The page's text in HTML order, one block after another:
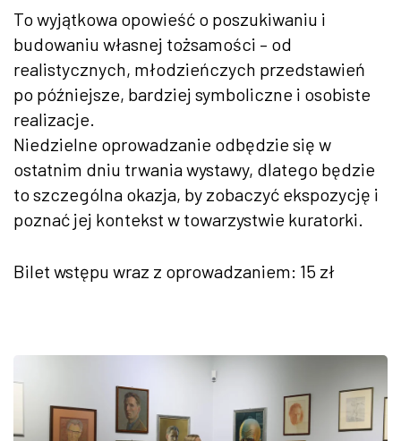
To wyjątkowa opowieść o poszukiwaniu i
budowaniu własnej tożsamości – od
realistycznych, młodzieńczych przedstawień
po późniejsze, bardziej symboliczne i osobiste
realizacje.
Niedzielne oprowadzanie odbędzie się w
ostatnim dniu trwania wystawy, dlatego będzie
to szczególna okazja, by zobaczyć ekspozycję i
poznać jej kontekst w towarzystwie kuratorki.
Bilet wstępu wraz z oprowadzaniem: 15 zł